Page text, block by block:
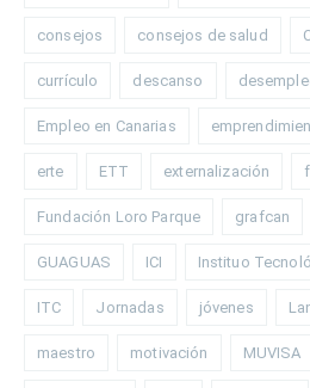
consejos consejos de salud
currículo descanso
Empleo en Canarias
erte ETT externalización
Fundación Loro Parque grafcan
GUAGUAS ICI Instituo
ITC Jornadas jóvenes
maestro motivación MUVISA